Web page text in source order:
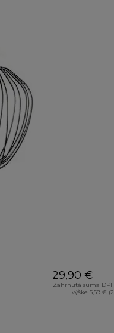
29,90 €
Zahrnutá suma
výške 5,59 €